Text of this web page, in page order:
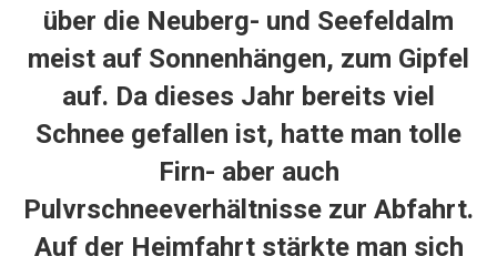
über die Neuberg- und Seefeldalm
meist auf Sonnenhängen, zum Gipfel
auf. Da dieses Jahr bereits viel
Schnee gefallen ist, hatte man tolle
Firn- aber auch
Pulvrschneeverhältnisse zur Abfahrt.
Auf der Heimfahrt stärkte man sich